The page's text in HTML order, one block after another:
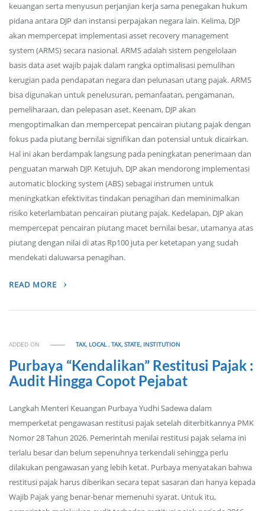
keuangan serta menyusun perjanjian kerja sama penegakan hukum
pidana antara DJP dan instansi perpajakan negara lain. Kelima, DJP
akan mempercepat implementasi asset recovery management
system (ARMS) secara nasional. ARMS adalah sistem pengelolaan
basis data aset wajib pajak dalam rangka optimalisasi pemulihan
kerugian pada pendapatan negara dan pelunasan utang pajak. ARMS
bisa digunakan untuk penelusuran, pemanfaatan, pengamanan,
pemeliharaan, dan pelepasan aset. Keenam, DJP akan
mengoptimalkan dan mempercepat pencairan piutang pajak dengan
fokus pada piutang bernilai signifikan dan potensial untuk dicairkan.
Hal ini akan berdampak langsung pada peningkatan penerimaan dan
penguatan marwah DJP. Ketujuh, DJP akan mendorong implementasi
automatic blocking system (ABS) sebagai instrumen untuk
meningkatkan efektivitas tindakan penagihan dan meminimalkan
risiko keterlambatan pencairan piutang pajak. Kedelapan, DJP akan
mempercepat pencairan piutang macet bernilai besar, utamanya atas
piutang dengan nilai di atas Rp100 juta per ketetapan yang sudah
mendekati daluwarsa penagihan.
READ MORE
ADDED ON TAX, LOCAL,TAX, STATE, INSTITUTION
Purbaya “Kendalikan” Restitusi Pajak :
Audit Hingga Copot Pejabat
Langkah Menteri Keuangan Purbaya Yudhi Sadewa dalam
memperketat pengawasan restitusi pajak setelah diterbitkannya PMK
Nomor 28 Tahun 2026. Pemerintah menilai restitusi pajak selama ini
terlalu besar dan belum sepenuhnya terkendali sehingga perlu
dilakukan pengawasan yang lebih ketat. Purbaya menyatakan bahwa
restitusi pajak harus diberikan secara tepat sasaran dan hanya kepada
Wajib Pajak yang benar-benar memenuhi syarat. Untuk itu,